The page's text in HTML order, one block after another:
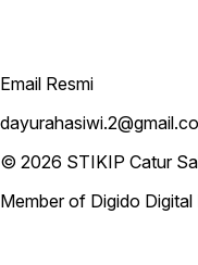
Email Resmi
© 2026 STIKIP Catur
Member of Digido